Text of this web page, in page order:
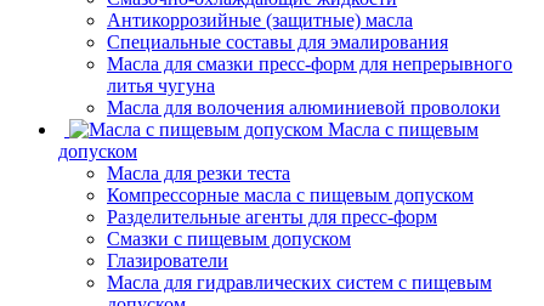
Антикоррозийные (защитные) масла
Специальные составы для эмалирования
Масла для смазки пресс-форм для непрерывного
литья чугуна
Масла для волочения алюминиевой проволоки
Масла с пищевым
допуском
Масла для резки теста
Компрессорные масла с пищевым допуском
Разделительные агенты для пресс-форм
Смазки с пищевым допуском
Глазирователи
Масла для гидравлических систем с пищевым